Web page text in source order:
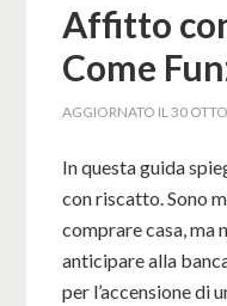
Affitto
Come
AGGIORNATO IL30
In questa guida
con riscatto. Sono
comprare casa, ma
anticipare alla
per l’accensione di